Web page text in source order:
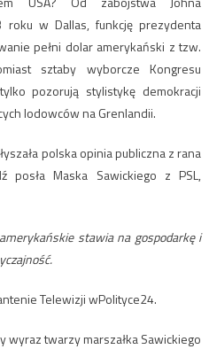
roku w Dallas, funkcję prezydenta
pełni dolar amerykański z tzw.
sztaby wyborcze Kongresu
pozorują stylistykę demokracji
lodowców na Grenlandii.
polska opinia publiczna z rana
posła Maska Sawickiego z PSL,
stawia na gospodarkę i
Telewizji wPolityce24.
wyraz twarzy marszałka Sawickiego